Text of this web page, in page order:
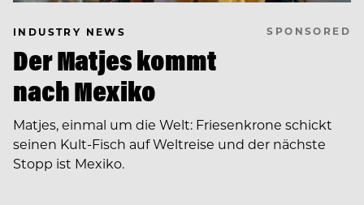
INDUSTRY NEWS SPONSORED
Der Matjes kommt
nach Mexiko
Matjes, einmal um die Welt: Friesenkrone schickt
seinen Kult-Fisch auf Weltreise und der nächste
Stopp ist Mexiko.